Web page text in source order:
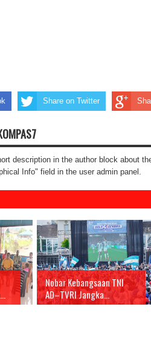
Share on Twitter
description in the author block about
Info" field in the user admin panel.
Nobar Kebangsaan TNI
AD–TVRI Jangka...